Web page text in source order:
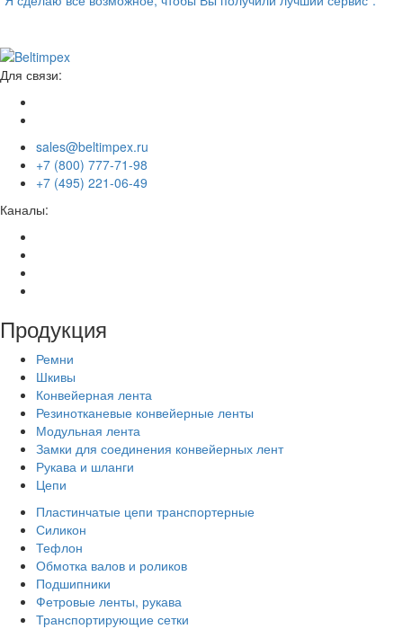
Для связи:
sales@beltimpex.ru
+7 (800) 777-71-98
+7 (495) 221-06-49
Каналы:
Продукция
Ремни
Шкивы
Конвейерная лента
Резинотканевые конвейерные ленты
Модульная лента
Замки для соединения конвейерных лент
Рукава и шланги
Цепи
Пластинчатые цепи транспортерные
Силикон
Тефлон
Обмотка валов и роликов
Подшипники
Фетровые ленты, рукава
Транспортирующие сетки